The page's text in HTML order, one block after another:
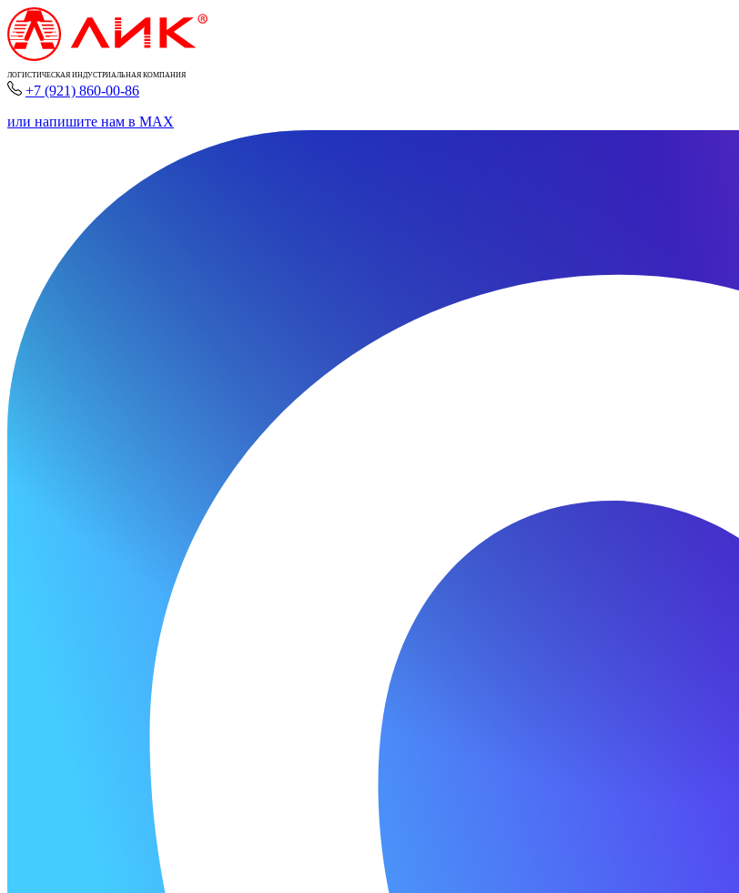
ЛОГИСТИЧЕСКАЯ ИНДУСТРИАЛЬНАЯ КОМПАНИЯ
+7 (921) 860-00-86
или напишите нам в MAX